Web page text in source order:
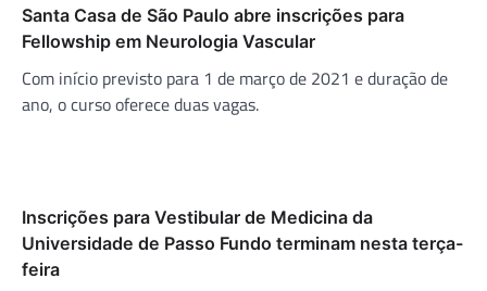
Santa Casa de São Paulo abre inscrições para
Fellowship em Neurologia Vascular
Com início previsto para 1 de março de 2021 e duração de
ano, o curso oferece duas vagas.
Inscrições para Vestibular de Medicina da
Universidade de Passo Fundo terminam nesta terça-
feira